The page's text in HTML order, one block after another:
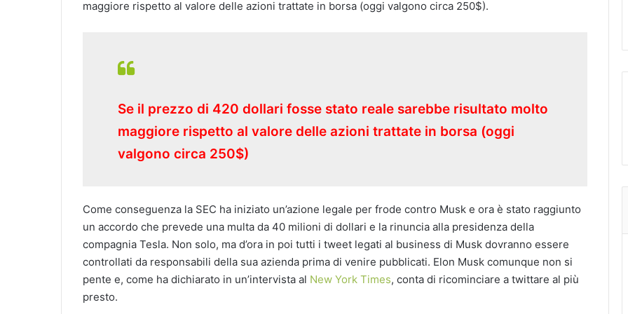
maggiore rispetto al valore delle azioni trattate in borsa (oggi valgono circa 250$).
Se il prezzo di 420 dollari fosse stato reale sarebbe risultato molto
maggiore rispetto al valore delle azioni trattate in borsa (oggi
valgono circa 250$)
Come conseguenza la SEC ha iniziato un’azione legale per frode contro Musk e ora è stato raggiunto
un accordo che prevede una multa da 40 milioni di dollari e la rinuncia alla presidenza della
compagnia Tesla. Non solo, ma d’ora in poi tutti i tweet legati al business di Musk dovranno essere
controllati da responsabili della sua azienda prima di venire pubblicati. Elon Musk comunque non si
pente e, come ha dichiarato in un’intervista al New York Times, conta di ricominciare a twittare al più
presto.